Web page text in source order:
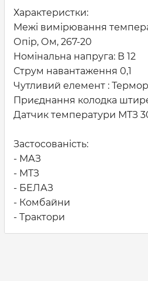
Характеристки:
Межі вимірювання
Опір, Ом, 267-20
Номінальна напруга: В 12
Струм навантаження 0,1
Чутливий елемент :
Приєднання колодка
Датчик температури МТЗ
Застосованість:
- МАЗ
- МТЗ
- БЕЛАЗ
- Комбайни
- Трактори